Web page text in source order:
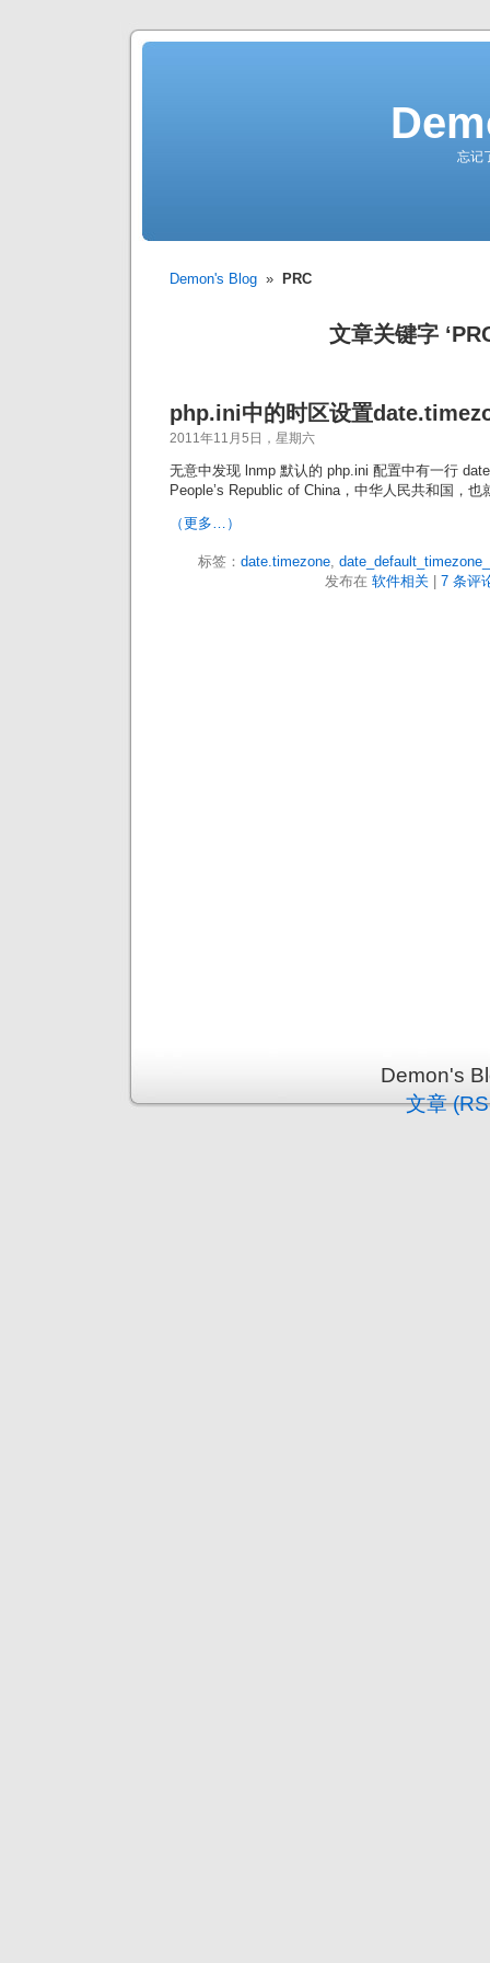
忘记
Demon's Blog » PRC
文章关键字
php.ini中的时区设置
2011年11月5日，星期六
无意中发现 lnmp 默认的 php.ini 配置中有一行
People’s Republic of China，中华人民共和国，
（更多…）
标签： date.timezone,
发布在 软件相关| 7 条评
Demon's
文章